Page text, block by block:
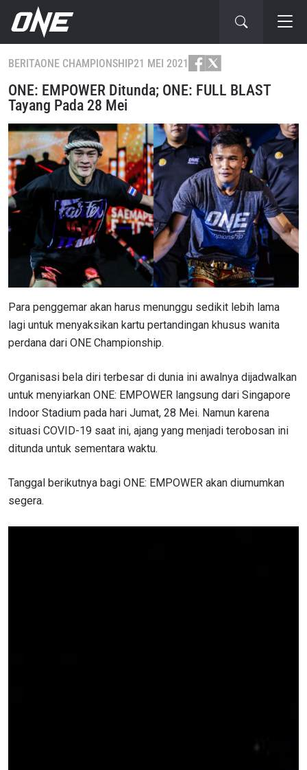
BERITAONE CHAMPIONSHIP21 MEI 2021
ONE: EMPOWER Ditunda; ONE: FULL BLAST
Tayang Pada 28 Mei
Para penggemar akan harus menunggu sedikit lebih lama
lagi untuk menyaksikan kartu pertandingan khusus wanita
perdana dari ONE Championship.
Organisasi bela diri terbesar di dunia ini awalnya dijadwalkan
untuk menyiarkan ONE: EMPOWER langsung dari Singapore
Indoor Stadium pada hari Jumat, 28 Mei. Namun karena
situasi COVID-19 saat ini, ajang yang menjadi terobosan ini
ditunda untuk sementara waktu.
Tanggal berikutnya bagi ONE: EMPOWER akan diumumkan
segera.